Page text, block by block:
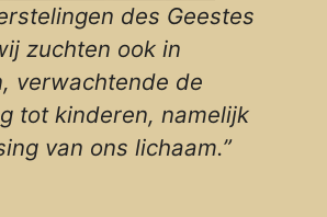
des Geestes
zuchten ook in
verwachtende de
tot kinderen, namelijk
van ons lichaam.”